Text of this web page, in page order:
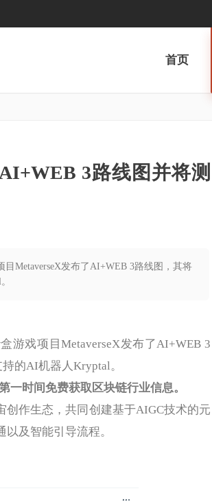
首页
3路线图并将测
MetaverseX发布了AI+WEB 3路线图，其将
戏项目MetaverseX发布了AI+WEB 3
的AI机器人Kryptal。
第一时间免费获取区块链行业信息。
作生态，共同创建基于AIGC技术的元
及智能引导流程。